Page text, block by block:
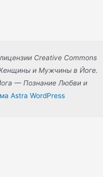
Creative Commons
и Мужчины в Йоге.
— Познание Любви и
Astra WordPress